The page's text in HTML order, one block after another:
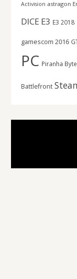
Activision astragon
DICE E3 E3 2018
gamescom 2016
PC Piranha
Battlefront